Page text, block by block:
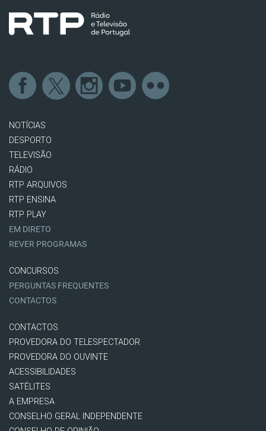
NOTÍCIAS
DESPORTO
TELEVISÃO
RÁDIO
RTP ARQUIVOS
RTP ENSINA
RTP PLAY
EM DIRETO
REVER PROGRAMAS
CONCURSOS
PERGUNTAS FREQUENTES
CONTACTOS
CONTACTOS
PROVEDORA DO TELESPECTADOR
PROVEDORA DO OUVINTE
ACESSIBILIDADES
SATÉLITES
A EMPRESA
CONSELHO GERAL INDEPENDENTE